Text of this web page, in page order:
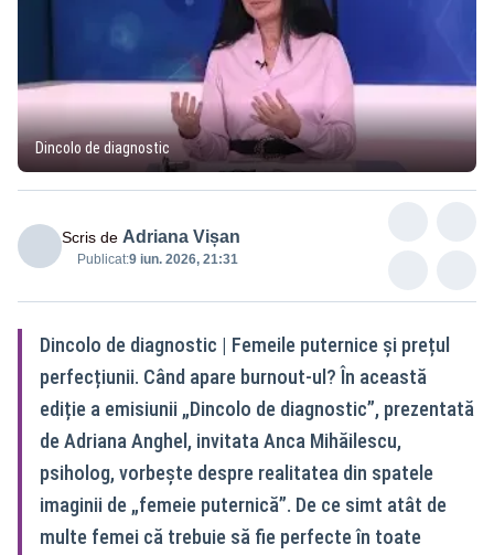
Dincolo de diagnostic
Scris de Adriana Vișan
Publicat:9 iun. 2026, 21:31
Dincolo de diagnostic | Femeile puternice și prețul
perfecțiunii. Când apare burnout-ul? În această
ediție a emisiunii „Dincolo de diagnostic”, prezentată
de Adriana Anghel, invitata Anca Mihăilescu,
psiholog, vorbește despre realitatea din spatele
imaginii de „femeie puternică”. De ce simt atât de
multe femei că trebuie să fie perfecte în toate